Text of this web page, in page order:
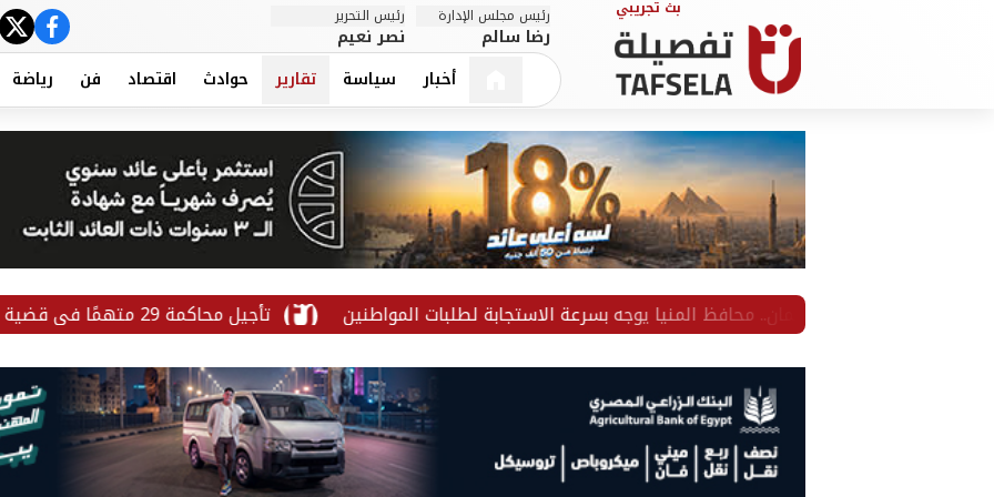
رئيس مجلس الإدارة
رضا سالم
رئيس التحرير
نصر نعيم
أخبار سياسة تقارير حوادث اقتصاد فن رياضة
تأجيل محاكمة 29 متهمًا في قضية «الهيكل الإداري» لـ24 أكتوبر البرلمان.. محافظ المنيا يوجه بسرعة الاستجابة لطلبات المواطنين